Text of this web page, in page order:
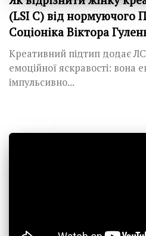
(LSI C) від нормуючого
Соціоніка Віктора
Креативний підтип додає
емоційної яскравості: вона
імпульсивно...